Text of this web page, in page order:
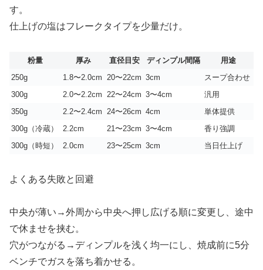
す。
仕上げの塩はフレークタイプを少量だけ。
粉量 厚み 直径目安 ディンプル間隔
用途
250g
1.8〜2.0cm 20〜22cm 3cm
スープ合わせ
300g
2.0〜2.2cm 22〜24cm 3〜4cm
汎用
350g
2.2〜2.4cm 24〜26cm 4cm
単体提供
300g（冷蔵）
2.2cm 21〜23cm 3〜4cm
香り強調
300g（時短）
2.0cm 23〜25cm 3cm 当日仕上げ
よくある失敗と回避
中央が薄い→外周から中央へ押し広げる順に変更し、途中
で休ませを挟む。
穴がつながる→ディンプルを浅く均一にし、焼成前に5分
ベンチでガスを落ち着かせる。